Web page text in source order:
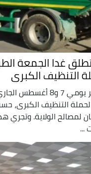
تطلق غدا الجمعة
التنظيف الكبرى
تنظم ولاية الجزائر يومي 7 و8
التنظيف الكبرى، حسب
لمصالح الولاية. وتجري